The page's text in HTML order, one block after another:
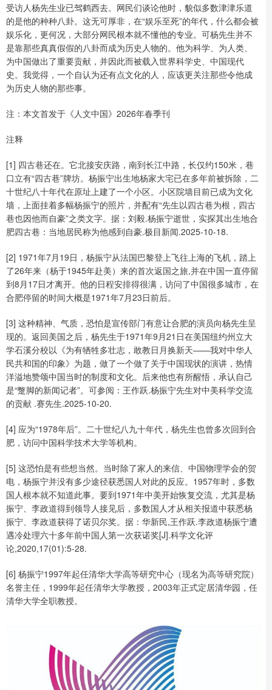
受访人杨先生业已驾鹤西去。网民们谈论他时，貌似多数津津乐道
的是他的种种八卦。这无可厚非，在“娱乐至死”的年代，什么都会被
娱乐化，更何况，大部分网民根本就不懂他的专业。可杨先生并不
是靠那些真真假假的八卦而成为历史人物的。他为科学、为人类、
为中国做出了重要贡献，并因此而被载入世界科学史、中国现代
史。我觉得，一个自认为还有点文化的人，应该更关注那些令他成
为历史人物的那些事。
注：本文首发于《人文中国》2026年春季刊
注释
[1] 四古巷还在。它北接安庆路，南到长江中路，长仅约150米，巷
口立有“四古巷”牌坊。杨振宁出生地杨家大宅已在多年前被拆除，二
十世纪八十年代在原址上建了一个小区。小区院墙目前已成为文化
墙，上面挂着多幅杨振宁的照片，并配有“先生以四古巷为根，四古
巷也因他而自豪”之类文字。据：刘毅.杨振宁逝世，实探其出生地合
肥四古巷：当地居民称为他感到自豪.极目新闻.2025-10-18.
[2] 1971年7月19日，杨振宁从法国巴黎登上飞往上海的飞机，踏上
了26年来（杨于1945年赴美）来的首次返国之旅,并在中国一直停留
到8月17日才离开。他的日程安排得很满，访问了中国很多城市，在
合肥停留的时间大概是1971年7月23日前后。
[3] 这种精神、气质，恐怕是宣传部门有意让合肥的演员向杨先生呈
现的。返回美国之后，杨先生于1971年9月21日在美国纽约州立大
学石溪分校以《为有牺牲多壮志，敢教日月换新天——我对中华人
民共和国的印象》为题，做了一个做了关于中国现状的演讲，热情
洋溢地赞颂中国当时的制度和文化。后来他也有所醒悟，承认自己
是“蹩脚的新闻记者”。可参阅：王作跃.杨振宁先生对中美科学交流
的贡献 .赛先生.2025-10-20.
[4] 应为“1978年后”。二十世纪八九十年代，杨先生也曾多次回到合
肥，访问中国科学技术大学等机构。
[5] 这恐怕是有些想当然。当时除了家人的来信、中国物理学会的贺
电，杨振宁并没有多少途径获悉国人对此的反应。1957年时，多数
国人根本就不知道此事。要到1971年中美开始恢复交流，尤其是杨
振宁、李政道得到领导人接见后，多数国人才从相关报道中获悉杨
振宁、李政道获得了诺贝尔奖。据：华新民,王作跃.李政道杨振宁遭
遇冷处理六十多年前中国人第一次获诺奖[J].科学文化评
论,2020,17(01):5-28.
[6] 杨振宁1997年起任清华大学高等研究中心（现名为高等研究院）
名誉主任，1999年起任清华大学教授，2003年正式定居清华园，任
清华大学全职教授。